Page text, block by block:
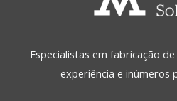
Especialistas em fabricação
experiência e inúmeros